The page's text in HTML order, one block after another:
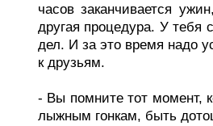
часов заканчивается
другая процедура. У тебя
дел. И за это время надо
к друзьям.
- Вы помните тот момент,
лыжным гонкам, быть